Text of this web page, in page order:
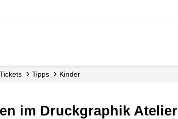
Tipps Kinder
im Druckgraphik Atelier